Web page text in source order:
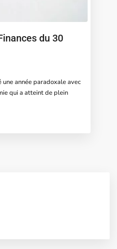
du 30
année paradoxale avec
qui a atteint de plein